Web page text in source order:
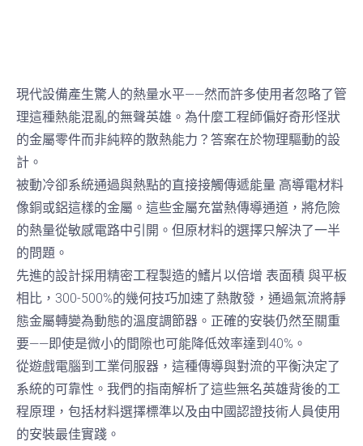
現代設備產生驚人的熱量水平——然而許多使用者忽略了管
理這種熱能混亂的無聲英雄。為什麼工程師偏好奇形怪狀
的金屬零件而非純粹的散熱能力？答案在於物理驅動的設
計。
被動冷卻系統通過與熱點的直接接觸傳遞能量 高導電材料
像銅或鋁這樣的金屬。這些金屬充當熱傳導通道，將危險
的熱量從敏感電路中引開。但原材料的選擇只解決了一半
的問題。
先進的設計採用精密工程製造的鰭片以倍增 表面積 與平板
相比，300-500%的幾何技巧加速了熱散發，通過氣流將靜
態金屬轉變為動態的溫度調節器。正確的安裝仍然至關重
要——即使是微小的間隙也可能降低效率達到40%。
從遊戲電腦到工業伺服器，這種傳導與對流的平衡決定了
系統的可靠性。我們的指南解析了這些無名英雄背後的工
程原理，包括材料選擇標準以及由中國認證技術人員使用
的安裝最佳實踐。